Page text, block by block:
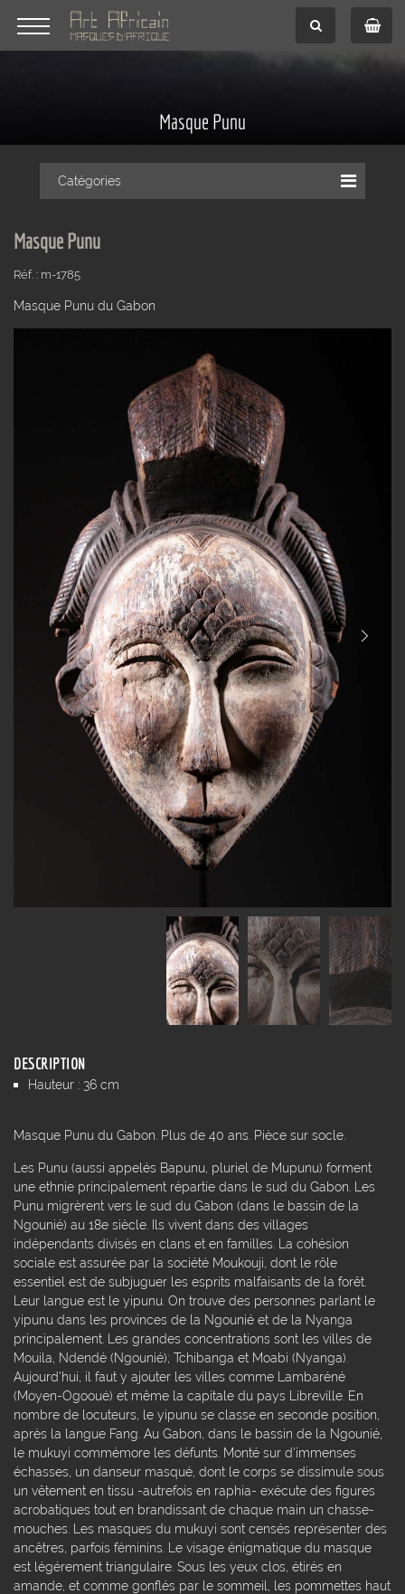
Masque Punu
Catégories
Masque Punu
Réf. : m-1785
Masque Punu du Gabon
DESCRIPTION
Hauteur : 36 cm
Masque Punu du Gabon. Plus de 40 ans. Pièce sur socle.
Les Punu (aussi appelés Bapunu, pluriel de Mupunu) forment
une ethnie principalement répartie dans le sud du Gabon. Les
Punu migrèrent vers le sud du Gabon (dans le bassin de la
Ngounié) au 18e siècle. Ils vivent dans des villages
indépendants divisés en clans et en familles. La cohésion
sociale est assurée par la société Moukouji, dont le rôle
essentiel est de subjuguer les esprits malfaisants de la forêt.
Leur langue est le yipunu. On trouve des personnes parlant le
yipunu dans les provinces de la Ngounié et de la Nyanga
principalement. Les grandes concentrations sont les villes de
Mouila, Ndendé (Ngounié); Tchibanga et Moabi (Nyanga).
Aujourd'hui, il faut y ajouter les villes comme Lambaréné
(Moyen-Ogooué) et même la capitale du pays Libreville. En
nombre de locuteurs, le yipunu se classe en seconde position,
après la langue Fang. Au Gabon, dans le bassin de la Ngounié,
le mukuyi commémore les défunts. Monté sur d'immenses
échasses, un danseur masqué, dont le corps se dissimule sous
un vêtement en tissu -autrefois en raphia- exécute des figures
acrobatiques tout en brandissant de chaque main un chasse-
mouches. Les masques du mukuyi sont censés représenter des
ancêtres, parfois féminins. Le visage énigmatique du masque
est légérement triangulaire. Sous les yeux clos, étirés en
amande, et comme gonflés par le sommeil, les pommettes haut